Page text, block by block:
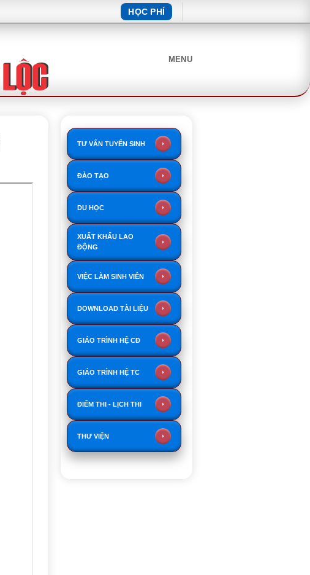
HỌC PHÍ
MENU
TƯ VẤN TUYỂN SINH
ĐÀO TẠO
DU HỌC
XUẤT KHẨU LAO
ĐỘNG
VIỆC LÀM SINH VIÊN
DOWNLOAD TÀI LIỆU
GIÁO TRÌNH HỆ CĐ
GIÁO TRÌNH HỆ TC
ĐIỂM THI - LỊCH THI
THƯ VIỆN